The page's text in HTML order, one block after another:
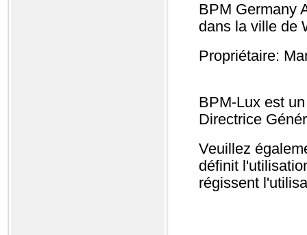
BPM Germany
dans la ville de
Propriétaire:
BPM-Lux est
Directrice
Veuillez
définit
régissent